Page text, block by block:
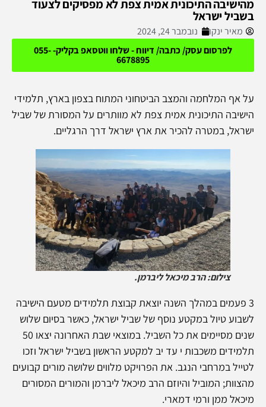
מהישיבה התיכונית אמית צפת לא מפסיקים לצעוד
בשביל ישראל
מאיר ינקו
נובמבר 24, 2024
לפרסום עסק/ כתבה/ דיווח - שלחו ווטסאפ בקליק- 055-
6678895
על אף המלחמה והמצב הביטחוני המתוח בצפון בארץ, תלמידי
הישיבה התיכונית אמית צפת לא מוותרים על המסורת של שביל
ישראל, במטרה להכיר את ארץ ישראל דרך הרגליים.
צילום: הרב מיכאל ליברמן.
3 פעמים במהלך השנה יוצאת קבוצת תלמידים מטעם הישיבה
לשבוע טיול במקטע נוסף של שביל ישראל, כאשר בסיום שלוש
שנים מסיימים את כל השביל. במוצאי שבת האחרונה יצאו 50
תלמידים משכבות י עד יב למקטע הראשון בשביל ישראל וזכו
לטייל במרחבי הנגב. את הפרויקט מלווים שלושה מורים קבועים
מהצוות; המוביל והיוזם הרב מיכאל ליברמן והמורים המסורים
מיכאל ממן ורמי דמארי.